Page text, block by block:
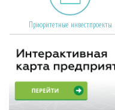
Приоритетные инвестпроекты